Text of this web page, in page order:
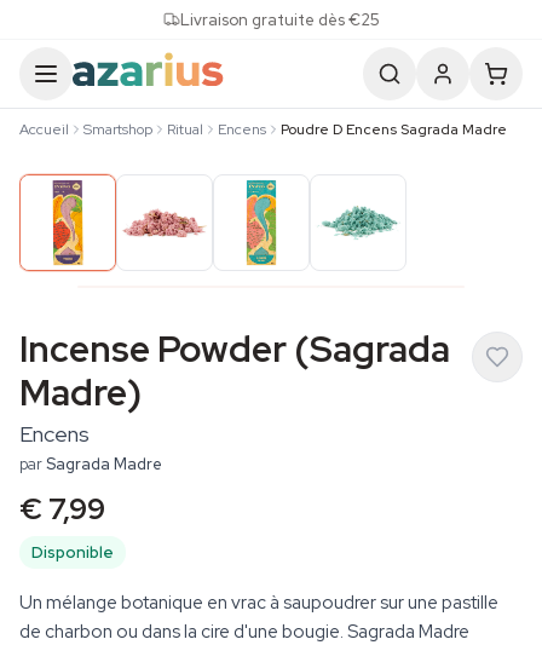
Livraison gratuite dès €25
Accueil Smartshop Ritual Encens Poudre D Encens Sagrada Madre
Incense Powder (Sagrada
Madre)
Encens
parSagrada Madre
€ 7,99
Disponible
Un mélange botanique en vrac à saupoudrer sur une pastille
de charbon ou dans la cire d'une bougie. Sagrada Madre